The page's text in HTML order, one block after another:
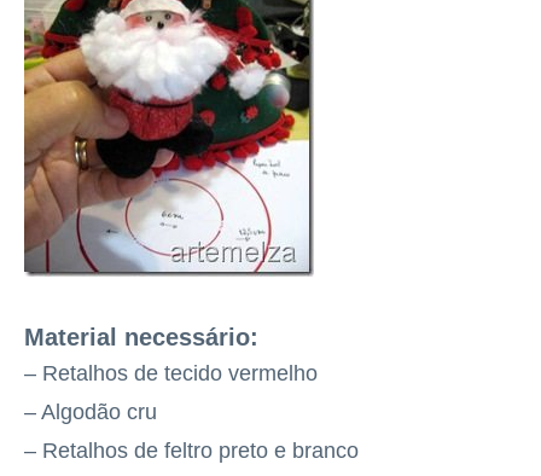
Material necessário:
– Retalhos de tecido vermelho
– Algodão cru
– Retalhos de feltro preto e branco